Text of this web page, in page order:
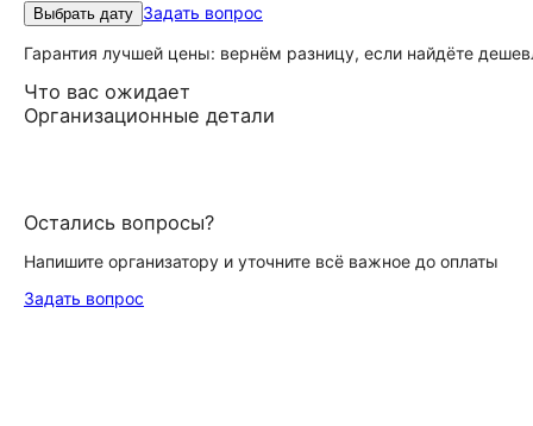
Выбрать дату Задать вопрос
Гарантия лучшей цены: вернём разницу, если найдёте
Что вас ожидает
Организационные детали
Остались вопросы?
Напишите организатору и уточните всё важное до оплаты
Задать вопрос